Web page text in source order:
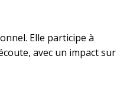
Elle participe à
avec un impact sur